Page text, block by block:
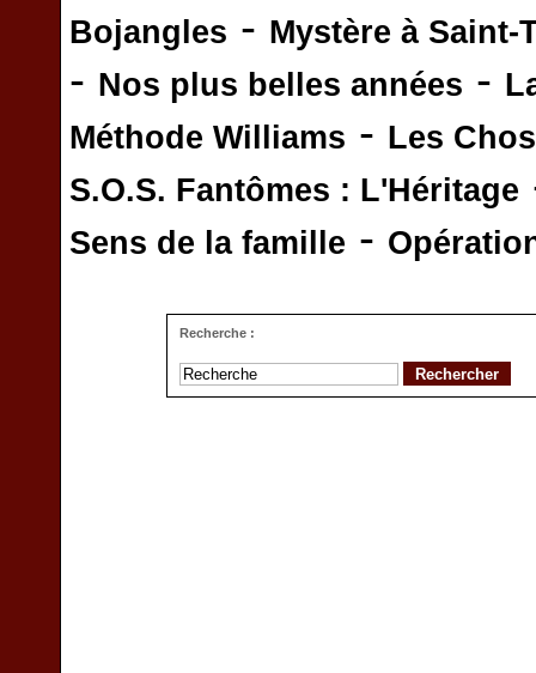
Bojangles - Mystère à Saint-
- Nos plus belles années -
Méthode Williams - Les
S.O.S. Fantômes : L'Héritage
Sens de la famille -
Recherche :